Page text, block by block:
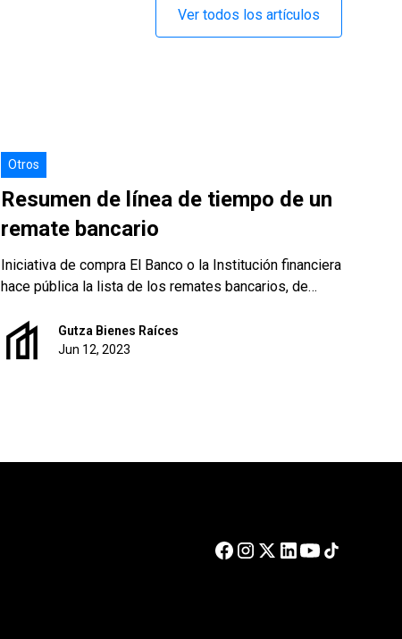
Ver todos los artículos
Otros
Resumen de línea de tiempo de un
remate bancario
Iniciativa de compra El Banco o la Institución financiera
hace pública la lista de los remates bancarios, de
condiciones y características legales).
Gutza Bienes Raíces
Jun 12, 2023